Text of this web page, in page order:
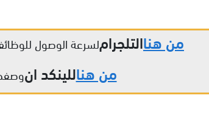
لسرعة الوصولالتلجراممن هنا
للينكد انمن هنا